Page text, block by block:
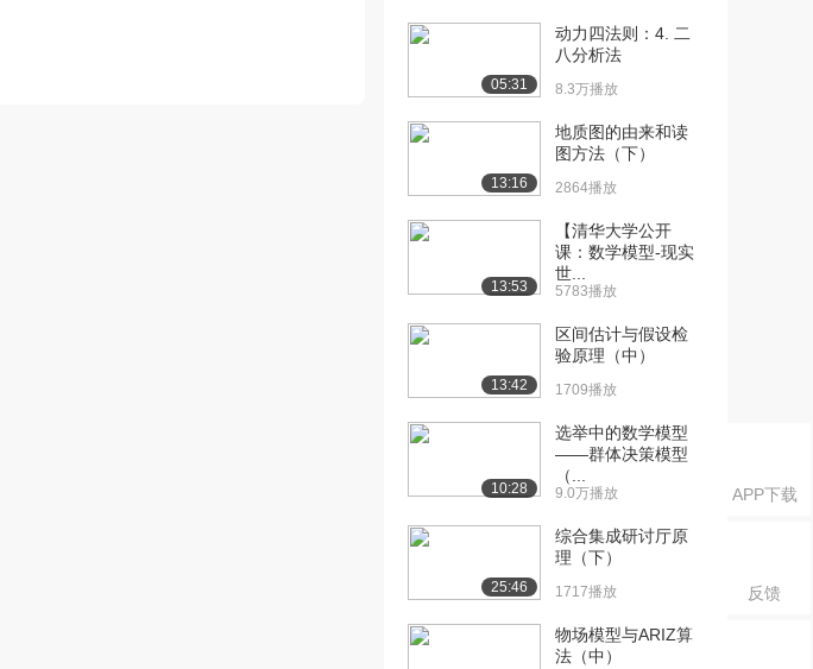
APP下载
反馈
[14] 台湾清华大学公开
课：链表上机-插入...
20:40
[15] 台湾清华大学公开
课：链表上机-删除...
课：树&图
课：广度优先遍历
[18] 台湾清华大学公开
课：深度优先遍历
[19] 台湾清华大学公开
课：深度优先遍历分...
3067播放
[20] 台湾清华大学公开
课：树的遍历
3699播放
05:31
动力四法则：4. 二
八分析法
8.3万播放
13:16
地质图的由来和读
图方法（下）
2864播放
13:53
【清华大学公开
课：数学模型-现实
世...
5783播放
13:42
区间估计与假设检
验原理（中）
1709播放
10:28
选举中的数学模型
——群体决策模型
（...
9.0万播放
25:46
综合集成研讨厅原
理（下）
1717播放
物场模型与ARIZ算
法（中）